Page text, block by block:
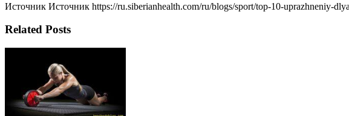
Источник Источник https://ru.siberianhealth.com/ru/blogs/sport/top-10-uprazhneniy-
Related Posts